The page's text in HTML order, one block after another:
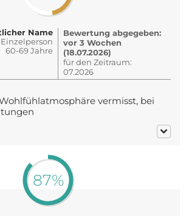
Name
Einzelperson
60-69 Jahre
Bewertung abgegeben:
vor 3 Wochen
(18.07.2026)
für den Zeitraum:
07.2026
vermisst, bei
87%